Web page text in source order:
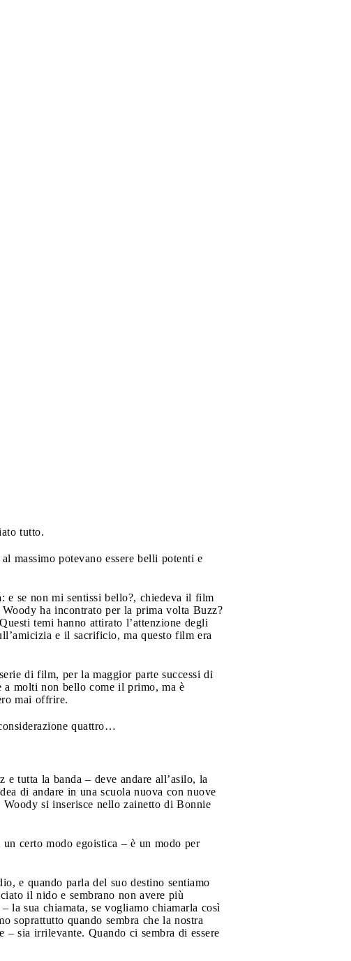
tutto.
massimo potevano essere belli potenti e
e se non mi sentissi bello?, chiedeva il film
ha incontrato per la prima volta Buzz?
temi hanno attirato l’attenzione degli
e il sacrificio, ma questo film era
di film, per la maggior parte successi di
a molti non bello come il primo, ma è
mai offrire.
quattro…
tutta la banda – deve andare all’asilo, la
di andare in una scuola nuova con nuove
si inserisce nello zainetto di Bonnie
certo modo egoistica – è un modo per
e quando parla del suo destino sentiamo
il nido e sembrano non avere più
la sua chiamata, se vogliamo chiamarla così
soprattutto quando sembra che la nostra
sia irrilevante. Quando ci sembra di essere